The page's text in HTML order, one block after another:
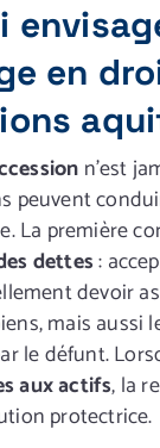
en
n’est
peuvent
La première
dettes:
devoir
mais aussi
le défunt.
aux actifs, la
protectrice.